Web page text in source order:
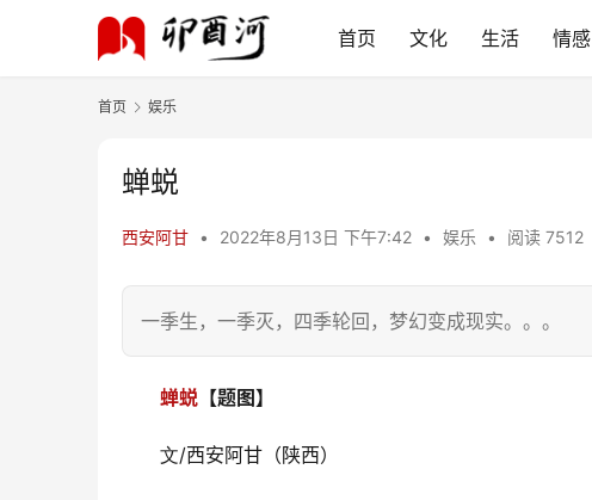
首页 文化 生活 情感
首页 娱乐
蝉蜕
西安阿甘 • 2022年8月13日 下午7:42 • 娱乐 • 阅读 7512
一季生，一季灭，四季轮回，梦幻变成现实。。。
蝉蜕 【题图】
文/西安阿甘（陕西）